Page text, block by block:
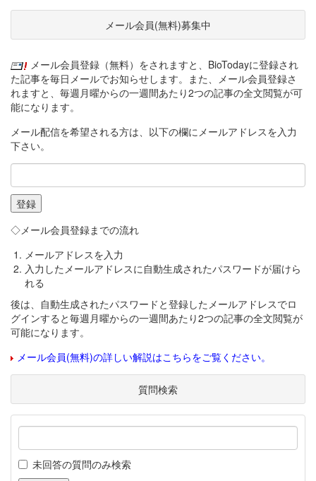
メール会員(無料)募集中
メール会員登録（無料）をされますと、BioTodayに登録され
た記事を毎日メールでお知らせします。また、メール会員登録さ
れますと、毎週月曜からの一週間あたり2つの記事の全文閲覧が可
能になります。
メール配信を希望される方は、以下の欄にメールアドレスを入力
下さい。
◇メール会員登録までの流れ
メールアドレスを入力
入力したメールアドレスに自動生成されたパスワードが届けら
れる
後は、自動生成されたパスワードと登録したメールアドレスでロ
グインすると毎週月曜からの一週間あたり2つの記事の全文閲覧が
可能になります。
メール会員(無料)の詳しい解説はこちらをご覧ください。
質問検索
未回答の質問のみ検索